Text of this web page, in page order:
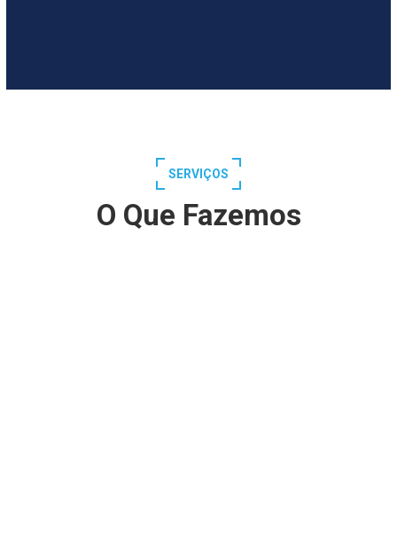
SERVIÇOS
O Que Fazemos